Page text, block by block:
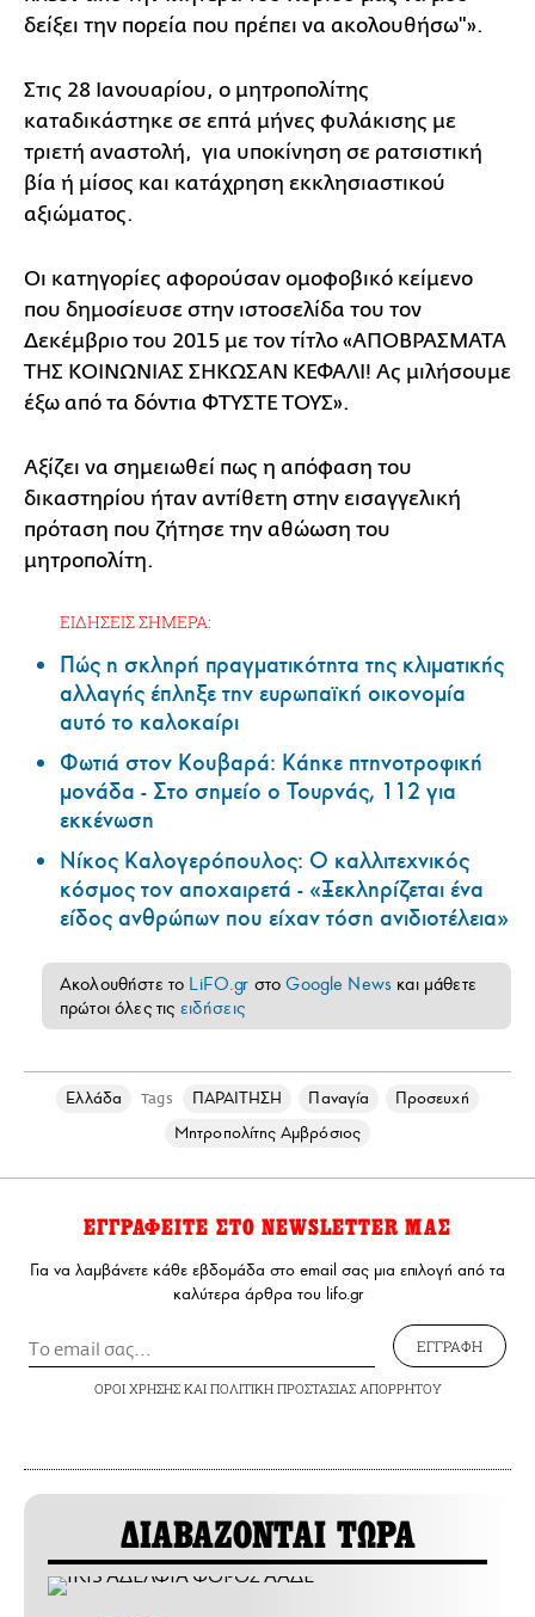
δείξει την πορεία που πρέπει να ακολουθήσω"».
Στις 28 Ιανουαρίου, ο μητροπολίτης
καταδικάστηκε σε επτά μήνες φυλάκισης με
τριετή αναστολή, για υποκίνηση σε ρατσιστική
βία ή μίσος και κατάχρηση εκκλησιαστικού
αξιώματος.
Oι κατηγορίες αφορούσαν ομοφοβικό κείμενο
που δημοσίευσε στην ιστοσελίδα του τον
Δεκέμβριο του 2015 με τον τίτλο «ΑΠΟΒΡΑΣΜΑΤΑ
ΤΗΣ ΚΟΙΝΩΝΙΑΣ ΣΗΚΩΣΑΝ ΚΕΦΑΛΙ! Ας μιλήσουμε
έξω από τα δόντια ΦΤΥΣΤΕ ΤΟΥΣ».
Αξίζει να σημειωθεί πως η απόφαση του
δικαστηρίου ήταν αντίθετη στην εισαγγελική
πρόταση που ζήτησε την αθώωση του
μητροπολίτη.
ΕΙΔΗΣΕΙΣ ΣΗΜΕΡΑ:
Πώς η σκληρή πραγματικότητα της κλιματικής
αλλαγής έπληξε την ευρωπαϊκή οικονομία
αυτό το καλοκαίρι
Φωτιά στον Κουβαρά: Κάηκε πτηνοτροφική
μονάδα - Στο σημείο ο Τουρνάς, 112 για
εκκένωση
Νίκος Καλογερόπουλος: Ο καλλιτεχνικός
κόσμος τον αποχαιρετά - «Ξεκληρίζεται ένα
είδος ανθρώπων που είχαν τόση ανιδιοτέλεια»
Ακολουθήστε το LiFO.gr στοGoogle News και μάθετε
πρώτοι όλες τις ειδήσεις
Ελλάδα Tags ΠΑΡΑΙΤΗΣΗ Παναγία
Προσευχή
Μητροπολίτης Αμβρόσιος
ΕΓΓΡΑΦΕΙΤΕ ΣΤΟ NEWSLETTER ΜΑΣ
Για να λαμβάνετε κάθε εβδομάδα στο email σας μια επιλογή από τα
καλύτερα άρθρα του lifo.gr
ΕΓΓΡΑΦΗ
ΟΡΟΙ ΧΡΗΣΗΣΚΑΙ ΠΟΛΙΤΙΚΗ ΠΡΟΣΤΑΣΙΑΣ ΑΠΟΡΡΗΤΟΥ
ΔΙΑΒΑΖΟΝΤΑΙ ΤΩΡΑ